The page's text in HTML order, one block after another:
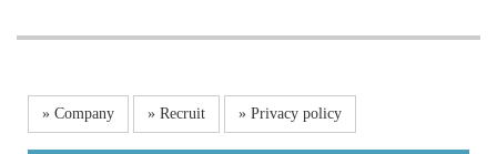
» Company » Recruit » Privacy policy